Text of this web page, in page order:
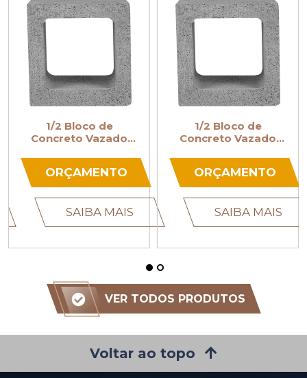
1/2 Bloco de
Concreto Vazado
ORÇAMENTO
SAIBA MAIS
1/2 Bloco de
Concreto Vazado
ORÇAMENTO
SAIBA MAIS
VER TODOS PRODUTOS
Voltar ao topo